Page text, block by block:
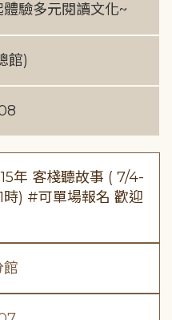
驗多元閱讀文化~
館)
年 客棧聽故事 ( 7/4-
時) #可單場報名 歡迎
館